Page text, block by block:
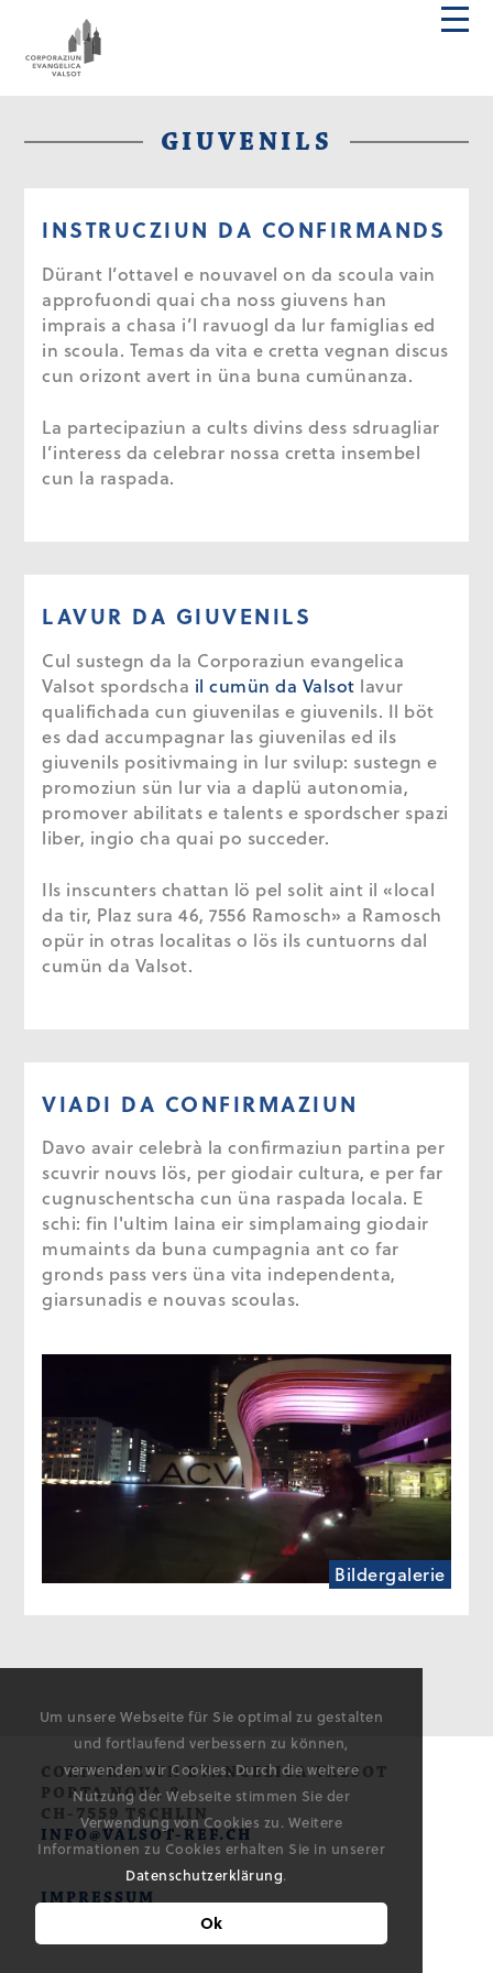
Um unsere Webseite für Sie optimal zu gestalten
und fortlaufend verbessern zu können,
verwenden wir Cookies. Durch die weitere
Nutzung der Webseite stimmen Sie der
Verwendung von Cookies zu. Weitere
Informationen zu Cookies erhalten Sie in unserer
Datenschutzerklärung.
Ok
GIUVENILS
INSTRUCZIUN DA CONFIRMANDS
Dürant l’ottavel e nouvavel on da scoula vain
approfuondi quai cha noss giuvens han
imprais a chasa i’l ravuogl da lur famiglias ed
in scoula. Temas da vita e cretta vegnan discus
cun orizont avert in üna buna cumünanza.
La partecipaziun a cults divins dess sdruagliar
l’interess da celebrar nossa cretta insembel
cun la raspada.
LAVUR DA GIUVENILS
Cul sustegn da la Corporaziun evangelica
Valsot spordscha il cumün da Valsot lavur
qualifichada cun giuvenilas e giuvenils. Il böt
es dad accumpagnar las giuvenilas ed ils
giuvenils positivmaing in lur svilup: sustegn e
promoziun sün lur via a daplü autonomia,
promover abilitats e talents e spordscher spazi
liber, ingio cha quai po succeder.
Ils inscunters chattan lö pel solit aint il «local
da tir, Plaz sura 46, 7556 Ramosch» a Ramosch
opür in otras localitas o lös ils cuntuorns dal
cumün da Valsot.
VIADI DA CONFIRMAZIUN
Davo avair celebrà la confirmaziun partina per
scuvrir nouvs lös, per giodair cultura, e per far
cugnuschentscha cun üna raspada locala. E
schi: fin l'ultim laina eir simplamaing giodair
mumaints da buna cumpagnia ant co far
gronds pass vers üna vita independenta,
giarsunadis e nouvas scoulas.
Bildergalerie
CORPORAZIUN EVANGELICA VALSOT
PORTA NOVA 8
CH-7559 TSCHLIN
INFO@VALSOT-REF.CH
IMPRESSUM